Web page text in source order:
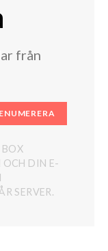
från
DIN E-
SERVER.